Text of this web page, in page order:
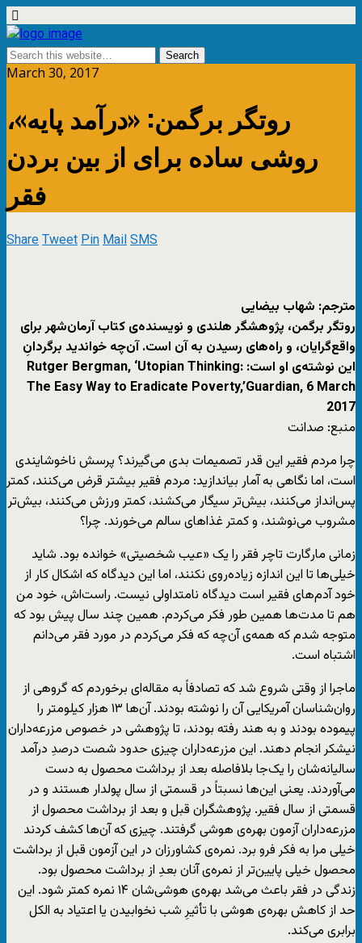
March 30, 2017
روتگر برگمن: «درآمد پایه»،
روشی ساده برای از بین بردن
فقر
ShareTweetPinMailSMS
مترجم: شهاب بیضایی
روتگر برگمن، پژوهشگر هلندی و نویسنده‌ی کتاب آرمان‌شهر برای
واقع‌گرایان، و راه‌های رسیدن به آن است. آن‌چه خواندید برگردانِ
این نوشته‌ی او است: Rutger Bergman, ‘Utopian Thinking:
The Easy Way to Eradicate Poverty,’Guardian, 6 March
2017
منبع: صدانت
چرا مردم فقیر این قدر تصمیمات بدی می‌گیرند؟ پرسش ناخوشایندی
است، اما نگاهی به آمار بیاندازید: مردم فقیر بیشتر قرض می‌کنند، کمتر
پس‌انداز می‌کنند، بیش‌تر سیگار می‌کشند، کمتر ورزش می‌کنند، بیش‌تر
مشروب می‌نوشند، و کمتر غذاهای سالم می‌خورند. چرا؟
زمانی مارگارت تاچر فقر را یک «عیب شخصیتی» خوانده بود. شاید
خیلی‌ها تا این اندازه زیاده‌روی نکنند، اما این دیدگاه که اشکال کار از
خود آدم‌های فقیر است دیدگاه نامتداولی نیست. راست‌اش، خود من
هم تا مدت‌ها همین طور فکر می‌کردم. همین چند سال پیش بود که
متوجه شدم که همه‌ی آن‌چه که فکر می‌کردم در مورد فقر می‌دانم
اشتباه است.
ماجرا از وقتی شروع شد که تصادفاً به مقاله‌ای برخوردم که گروهی از
روان‌شناسان آمریکایی آن را نوشته بودند. آن‌ها ۱۳ هزار کیلومتر را
پیموده بودند و به هند رفته بودند، تا پژوهشی در خصوص مزرعه‌داران
نیشکر انجام دهند. این مزرعه‌داران چیزی حدود شصت درصدِ درآمد
سالیانه‌شان را یک‌جا بلافاصله بعد از برداشت محصول به دست
می‌آوردند. یعنی این‌ها نسبتاً در قسمتی از سال پولدار هستند و در
قسمتی از سال فقیر. پژوهشگران قبل و بعد از برداشت محصول از
مزرعه‌داران آزمون بهره‌ی هوشی گرفتند. چیزی که آن‌ها کشف کردند
خیلی مرا به فکر فرو برد. نمره‌ی کشاورزان در این آزمون قبل از برداشت
محصول خیلی پایین‌تر از نمره‌ی آنان بعدِ از برداشت محصول بود.
زندگی در فقر باعث می‌شد بهره‌ی هوشی‌شان ۱۴ نمره کمتر شود. این
حد از کاهش بهره‌ی هوشی با تأثیرِ شب نخوابیدن یا اعتیاد به الکل
برابری می‌کند.